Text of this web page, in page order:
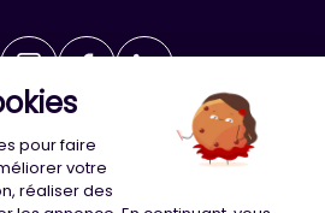
- Tous droits réservés
de confidentialité
Cookies
Agence Adeliom
pour faire
votre
réaliser des